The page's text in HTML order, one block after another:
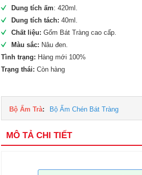
Dung tích ấm: 420ml.
Dung tích tách: 40ml.
Chất liệu:Gốm Bát Tràng cao cấp.
Màu sắc: Nâu đen.
Tình trạng: Hàng mới 100%
Trạng thái:Còn hàng
Bộ Ấm Trà: Bộ Ấm Chén Bát Tràng
MÔ TẢ CHI TIẾT